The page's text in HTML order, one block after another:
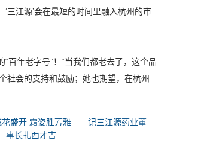
三江源’会在最短的时间里融入杭州的市
百年老字号”！“当我们都老去了，这个品
社会的支持和鼓励；她也期望，在杭州
花盛开 霜姿胜芳雅——记三江源药业董
事长扎西才吉